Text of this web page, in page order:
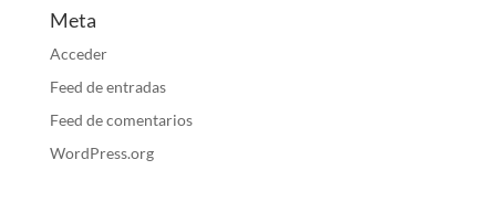
Meta
Acceder
Feed de entradas
Feed de comentarios
WordPress.org